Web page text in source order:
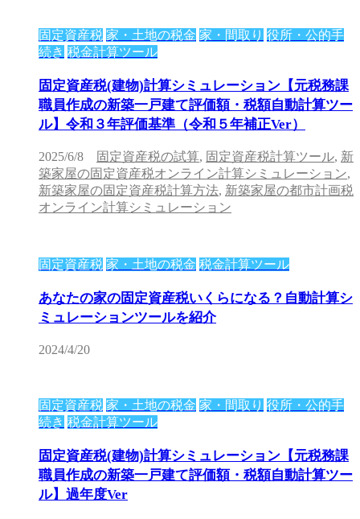
固定資産税 家・土地の税金 家・間取り 役所・公的手
続き 税金計算ツール
固定資産税(建物)計算シミュレーション【元税務課
職員作成の新築一戸建て評価額・税額自動計算ツー
ル】令和３年評価基準（令和５年補正Ver）
2025/6/8 固定資産税の試算, 固定資産税計算ツール, 新
築家屋の固定資産税オンライン計算シミュレーション,
新築家屋の固定資産税計算方法, 新築家屋の都市計画税
オンライン計算シミュレーション
固定資産税 家・土地の税金 税金計算ツール
あなたの家の固定資産税いくらになる？自動計算シ
ミュレーションツールを紹介
2024/4/20
固定資産税 家・土地の税金 家・間取り 役所・公的手
続き 税金計算ツール
固定資産税(建物)計算シミュレーション【元税務課
職員作成の新築一戸建て評価額・税額自動計算ツー
ル】過年度Ver